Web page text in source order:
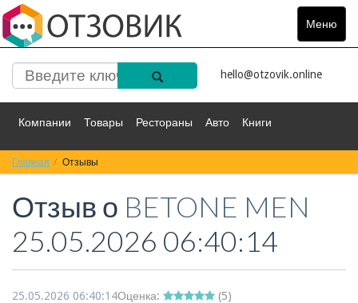
Меню
Toggle
hello@otzovik.online
Компании Товары Рестораны Авто Книги
Спорт Фильмы
Красота Здоровье Остальное
Главная Отзывы
Отзыв о BETONE MEN
25.05.2026 06:40:14
25.05.2026 06:40:14Оценка: (5)